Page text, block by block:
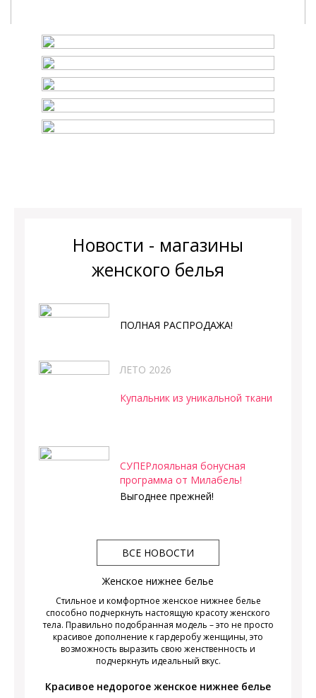
Новости - магазины
женского белья
ПОЛНАЯ РАСПРОДАЖА!
ЛЕТО 2026
Купальник из уникальной ткани
СУПЕРлояльная бонусная
программа от Милабель!
Выгоднее прежней!
ВСЕ НОВОСТИ
Женское нижнее белье
Стильное и комфортное женское нижнее белье
способно подчеркнуть настоящую красоту женского
тела. Правильно подобранная модель – это не просто
красивое дополнение к гардеробу женщины, это
возможность выразить свою женственность и
подчеркнуть идеальный вкус.
Красивое недорогое женское нижнее белье